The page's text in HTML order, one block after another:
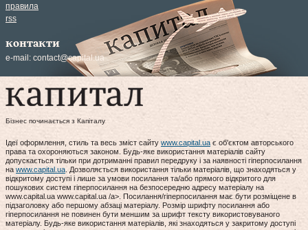
правила
rss
контакти
e-mail: contact@capital.ua
Бізнес починається з Капіталу
Ідеї оформлення, стиль та весь зміст сайту www.capital.ua є об'єктом авторського
права та охороняються законом. Будь-яке використання матеріалів сайту
допускається тільки при дотриманні правил передруку і за наявності гіперпосилання
на www.capital.ua. Дозволяється використання тільки матеріалів, що знаходяться у
відкритому доступі і лише за умови посилання та/або прямого відкритого для
пошукових систем гіперпосилання на безпосередню адресу матеріалу на
www.capital.ua www.capital.ua /a>. Посилання/гіперпосилання має бути розміщене в
підзаголовку або першому абзаці матеріалу. Розмір шрифту посилання або
гіперпосилання не повинен бути меншим за шрифт тексту використовуваного
матеріалу. Будь-яке використання матеріалів, які знаходяться у закритому доступі